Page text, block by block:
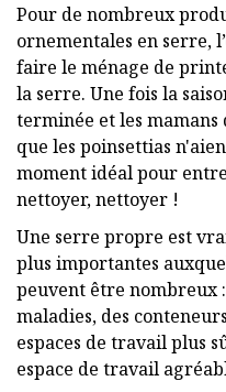
Pour de nombreux
ornementales en serre,
faire le ménage de
la serre. Une fois la
terminée et les
que les poinsettias
moment idéal pour
nettoyer, nettoyer !
Une serre propre est
plus importantes
peuvent être nombreux
maladies, des
espaces de travail plus
espace de travail